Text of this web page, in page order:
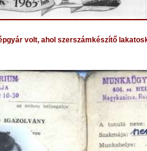
volt, ahol szerszámkészítő